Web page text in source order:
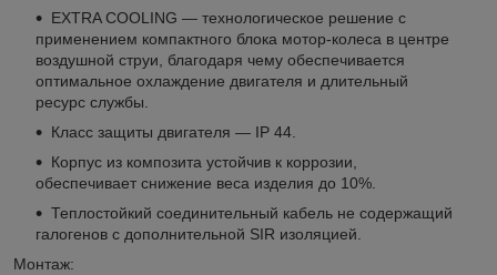
EXTRA COOLING — технологическое решение с
применением компактного блока мотор-колеса в центре
воздушной струи, благодаря чему обеспечивается
оптимальное охлаждение двигателя и длительный
ресурс службы.
Класс защиты двигателя — IP 44.
Корпус из композита устойчив к коррозии,
обеспечивает снижение веса изделия до 10%.
Теплостойкий соединительный кабель не содержащий
галогенов с дополнительной SIR изоляцией.
Монтаж: